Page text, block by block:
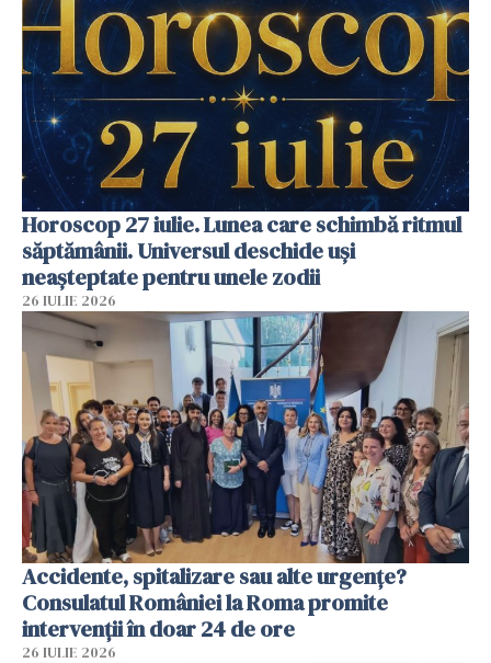
Horoscop 27 iulie. Lunea care schimbă ritmul
săptămânii. Universul deschide uși
neașteptate pentru unele zodii
26 IULIE 2026
Accidente, spitalizare sau alte urgențe?
Consulatul României la Roma promite
intervenții în doar 24 de ore
26 IULIE 2026